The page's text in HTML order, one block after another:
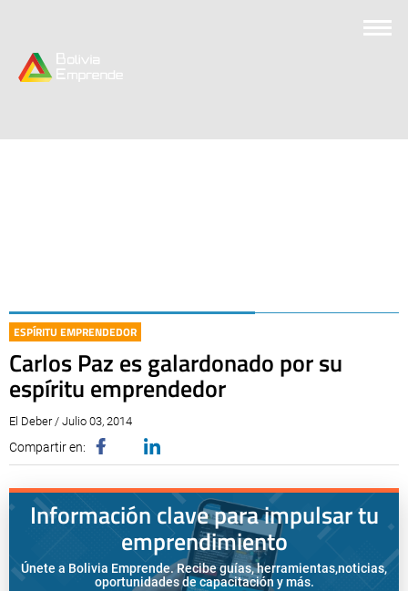
ESPÍRITU EMPRENDEDOR
Carlos Paz es galardonado por su
espíritu emprendedor
El Deber / Julio 03, 2014
Compartir en:
Información clave para impulsar tu
emprendimiento
Únete a Bolivia Emprende. Recibe guías, herramientas,noticias,
oportunidades de capacitación y más.